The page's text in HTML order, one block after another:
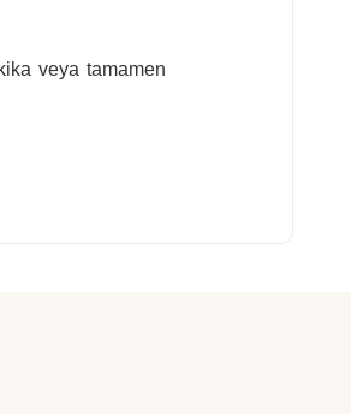
veya tamamen